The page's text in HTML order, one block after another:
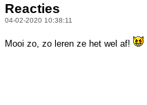
Reacties
04-02-2020 10:38:11
Mooi zo, zo leren ze het wel af!